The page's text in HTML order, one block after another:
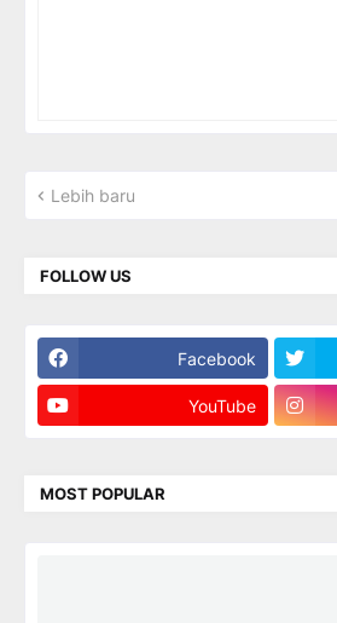
Lebih baru
FOLLOW US
Facebook
YouTube
MOST POPULAR